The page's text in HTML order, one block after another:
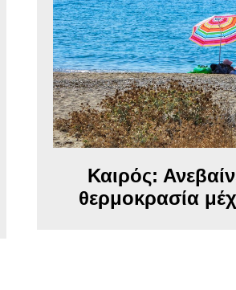
Καιρός:
θερμοκρασία